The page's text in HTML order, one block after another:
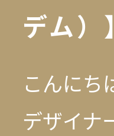
デム）】
こんにち
デザイナ